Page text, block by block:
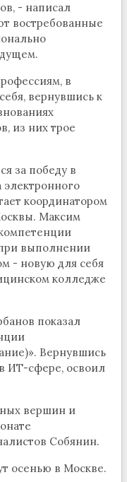
- написал
востребованные
в
вернувшись к
из них трое
за победу в
координатором
Максим
выполнении
- новую для себя
колледже
показал
Вернувшись
ИТ-сфере, освоил
вершин и
Собянин.
осенью в Москве.